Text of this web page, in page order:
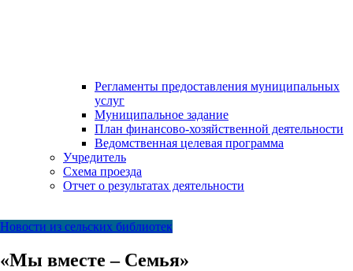
Регламенты предоставления муниципальных
услуг
Муниципальное задание
План финансово-хозяйственной деятельности
Ведомственная целевая программа
Учредитель
Схема проезда
Отчет о результатах деятельности
Новости из сельских библиотек
«Мы вместе – Семья»